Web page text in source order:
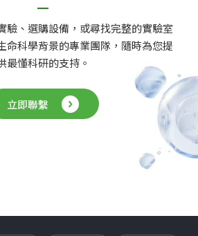
驗、選購設備，或尋找完整的實驗室
命科學背景的專業團隊，隨時為您提
最懂科研的支持。
立即聯繫